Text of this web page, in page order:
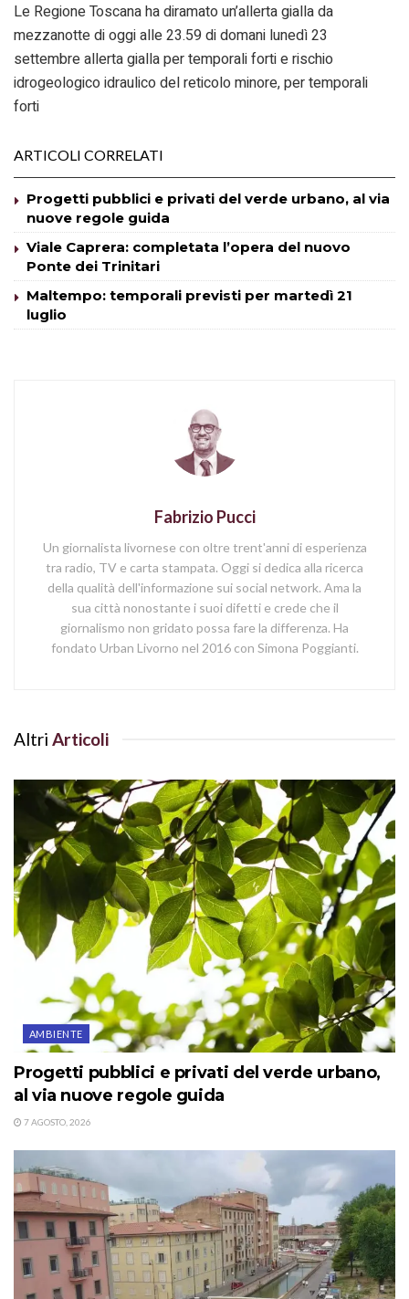
Le Regione Toscana ha diramato un’allerta gialla da
mezzanotte di oggi alle 23.59 di domani lunedì 23
settembre allerta gialla per temporali forti e rischio
idrogeologico idraulico del reticolo minore, per temporali
forti
ARTICOLI CORRELATI
Progetti pubblici e privati del verde urbano, al via
nuove regole guida
Viale Caprera: completata l’opera del nuovo
Ponte dei Trinitari
Maltempo: temporali previsti per martedì 21
luglio
Fabrizio Pucci
Un giornalista livornese con oltre trent'anni di esperienza
tra radio, TV e carta stampata. Oggi si dedica alla ricerca
della qualità dell'informazione sui social network. Ama la
sua città nonostante i suoi difetti e crede che il
giornalismo non gridato possa fare la differenza. Ha
fondato Urban Livorno nel 2016 con Simona Poggianti.
Altri Articoli
AMBIENTE
Progetti pubblici e privati del verde urbano,
al via nuove regole guida
7 AGOSTO, 2026